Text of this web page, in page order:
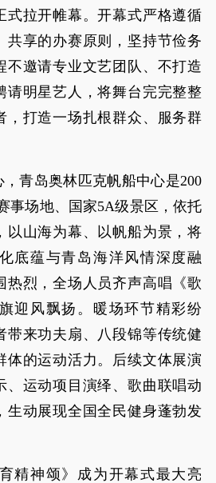
式拉开帷幕。开幕式严格遵循
共享的办赛原则，坚持节俭务
不邀请专业文艺团队、不打造
请明星艺人，将舞台完完整整
，打造一场扎根群众、服务群
青岛奥林匹克帆船中心是200
事场地、国家5A级景区，依托
以山海为幕、以帆船为景，将
底蕴与青岛海洋风情深度融
热烈，全场人员齐声高唱《歌
迎风飘扬。暖场环节精彩纷
带来功夫扇、八段锦等传统健
体的运动活力。后续文体展演
、运动项目演绎、歌曲联唱动
生动展现全国全民健身蓬勃发
精神颂》成为开幕式最大亮